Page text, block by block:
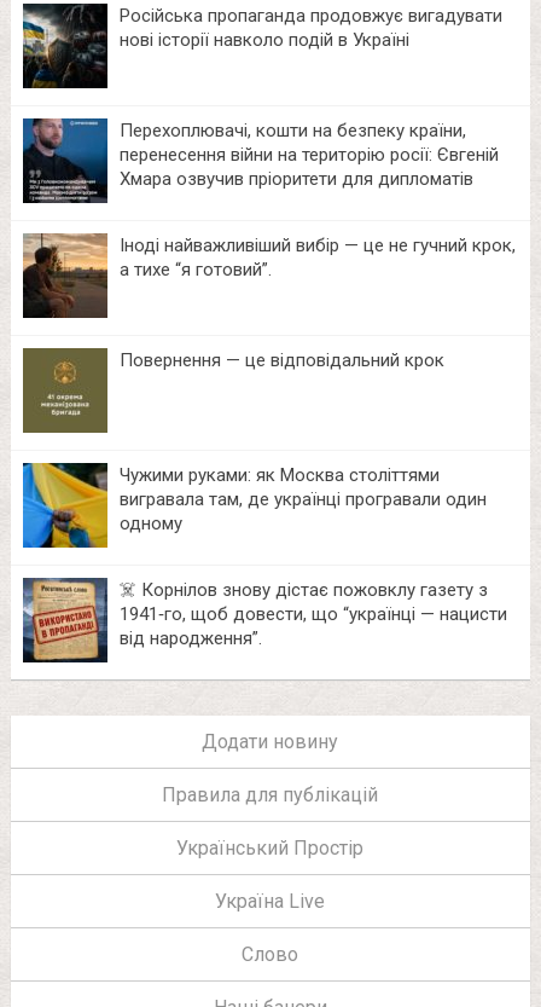
Російська пропаганда продовжує вигадувати
нові історії навколо подій в Україні
Перехоплювачі, кошти на безпеку країни,
перенесення війни на територію росії: Євгеній
Хмара озвучив пріоритети для дипломатів
Іноді найважливіший вибір — це не гучний крок,
а тихе “я готовий”.
Повернення — це відповідальний крок
Чужими руками: як Москва століттями
вигравала там, де українці програвали один
одному
☠️ Корнілов знову дістає пожовклу газету з
1941‑го, щоб довести, що “українці — нацисти
від народження”.
Додати новину
Правила для публікацій
Український Простір
Україна Live
Слово